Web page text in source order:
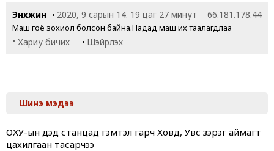
66.181.178.44
Энхжин • 2020, 9 сарын 14. 19 цаг 27 минут
Маш гоё зохиол болсон байна.Надад маш их таалагдлаа
• Хариу бичих • Шэйрлэх
Шинэ мэдээ
ОХУ-ын дэд станцад гэмтэл гарч Ховд, Увс зэрэг аймагт
цахилгаан тасарчээ